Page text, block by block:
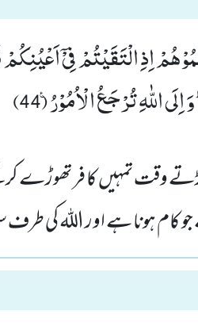
اِذِ الْتَقَیْتُمْ فِیْۤ
اللّٰهِ تُرْجَعُ الْاُمُوْرُ۠ (44)
وقت تمہیں کا فر تھوڑے
کام ہونا ہے اور اللہ کی